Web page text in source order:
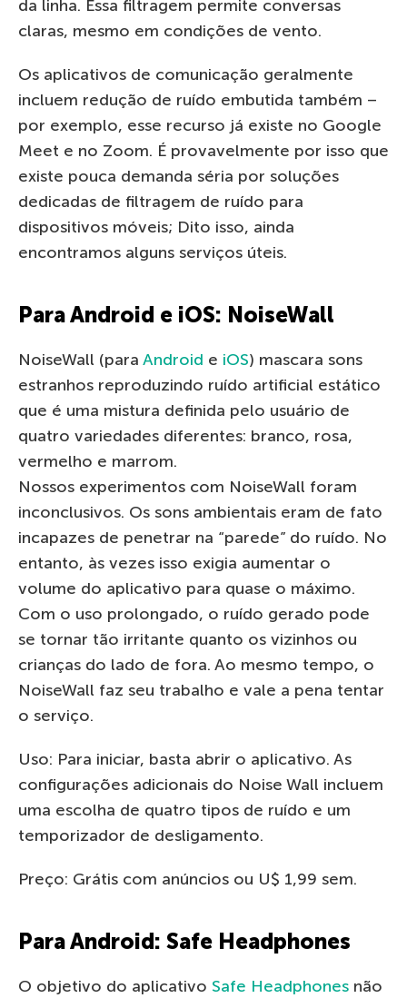
da linha. Essa filtragem permite conversas
claras, mesmo em condições de vento.
Os aplicativos de comunicação geralmente
incluem redução de ruído embutida também –
por exemplo, esse recurso já existe no Google
Meet e no Zoom. É provavelmente por isso que
existe pouca demanda séria por soluções
dedicadas de filtragem de ruído para
dispositivos móveis; Dito isso, ainda
encontramos alguns serviços úteis.
Para Android e iOS: NoiseWall
NoiseWall (para Android e iOS) mascara sons
estranhos reproduzindo ruído artificial estático
que é uma mistura definida pelo usuário de
quatro variedades diferentes: branco, rosa,
vermelho e marrom.
Nossos experimentos com NoiseWall foram
inconclusivos. Os sons ambientais eram de fato
incapazes de penetrar na “parede” do ruído. No
entanto, às vezes isso exigia aumentar o
volume do aplicativo para quase o máximo.
Com o uso prolongado, o ruído gerado pode
se tornar tão irritante quanto os vizinhos ou
crianças do lado de fora. Ao mesmo tempo, o
NoiseWall faz seu trabalho e vale a pena tentar
o serviço.
Uso: Para iniciar, basta abrir o aplicativo. As
configurações adicionais do Noise Wall incluem
uma escolha de quatro tipos de ruído e um
temporizador de desligamento.
Preço: Grátis com anúncios ou U$ 1,99 sem.
Para Android: Safe Headphones
O objetivo do aplicativo Safe Headphones não